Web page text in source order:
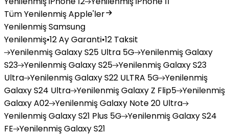
Tüm Yenilenmiş Apple'ler
Yenilenmiş Samsung
Yenilenmiş•12 Ay Garanti•12 Taksit
YenilenmişGalaxy S25 Ultra 5G YenilenmişGalaxy
S23 YenilenmişGalaxy S25 YenilenmişGalaxy S23
Ultra YenilenmişGalaxy S22 ULTRA 5G Yenilenmiş
Galaxy S24 Ultra YenilenmişGalaxy Z Flip5 Yenilenmiş
Galaxy A02 YenilenmişGalaxy Note 20 Ultra
YenilenmişGalaxy S21 Plus 5G YenilenmişGalaxy S24
FE YenilenmişGalaxy S21